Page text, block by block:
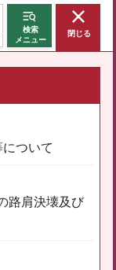
検索
メニュー
閉じる
ついて
路肩決壊及び